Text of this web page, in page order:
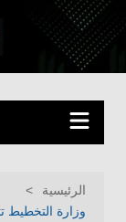
التجاوز
إلى
المحتوى
نبض المال والأعمال
الرئيسية
وزارة التخطيط